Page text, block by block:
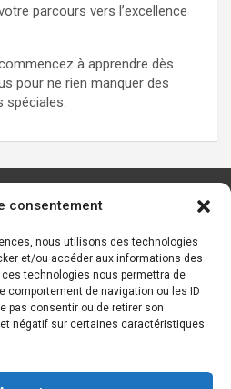
consentement
nous utilisons des technologies
et/ou accéder aux informations des
technologies nous permettra de
comportement de navigation ou les ID
pas consentir ou de retirer son
négatif sur certaines caractéristiques
parcours vers l’excellence
à apprendre dès
pour ne rien manquer des
spéciales.
des chatbots IA